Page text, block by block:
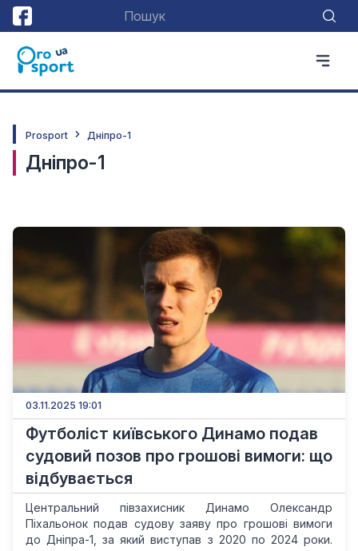
Prosport Дніпро-1
Дніпро-1
03.11.2025 19:01
Футболіст київського Динамо подав
судовий позов про грошові вимоги: що
відбувається
Центральний півзахисник Динамо Олександр
Піхальонок подав судову заяву про грошові вимоги
до Дніпра-1, за який виступав з 2020 по 2024 роки.